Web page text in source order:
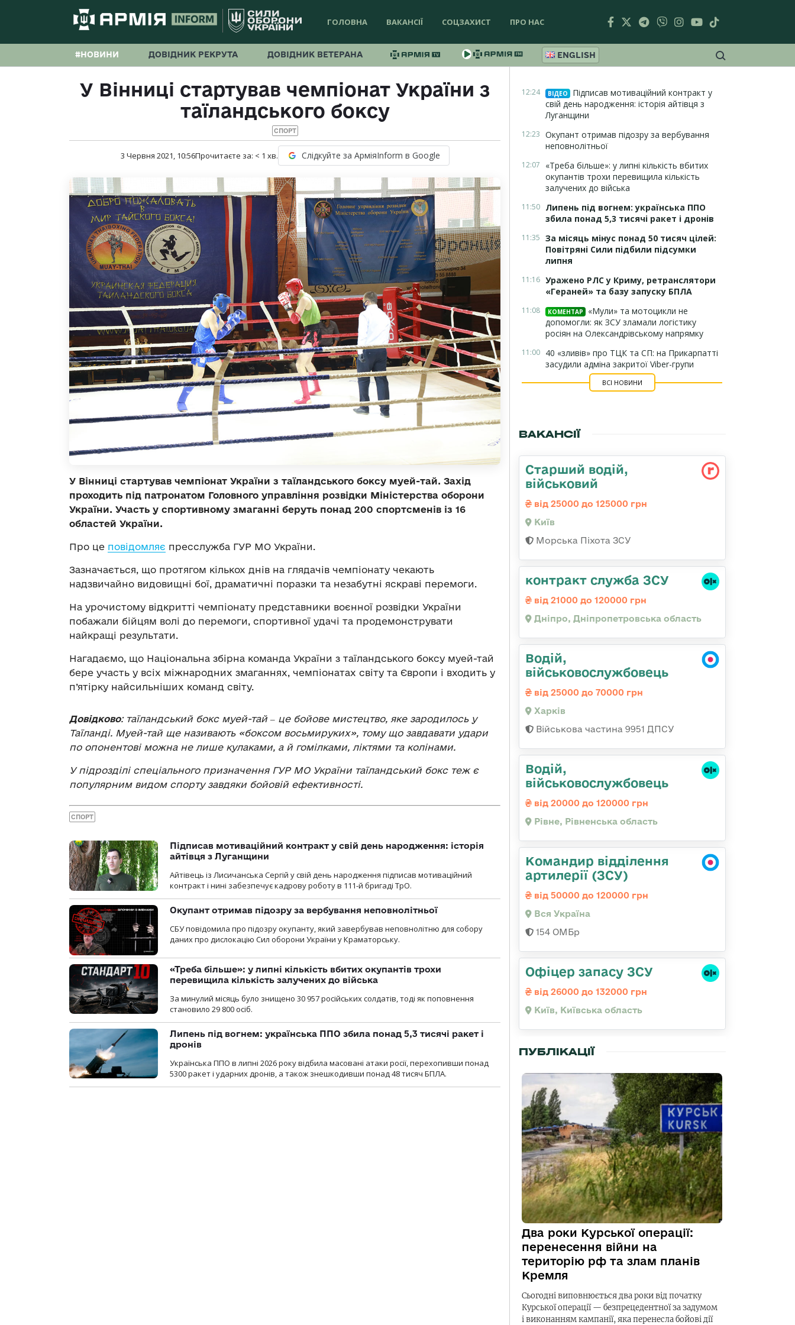
ГОЛОВНА ВАКАНСІЇ СОЦЗАХИСТ ПРО НАС
#НОВИНИ ДОВІДНИК РЕКРУТА ДОВІДНИК ВЕТЕРАНА ENGLISH
У Вінниці стартував чемпіонат України з
таїландського боксу
СПОРТ
3 Червня 2021, 10:56Прочитаєте за: < 1 хв. Слідкуйте за АрміяInform в Google
У Вінниці стартував чемпіонат України з таїландського боксу муей-тай. Захід
проходить під патронатом Головного управління розвідки Міністерства оборони
України. Участь у спортивному змаганні беруть понад 200 спортсменів із 16
областей України.
Про це повідомляє пресслужба ГУР МО України.
Зазначається, що протягом кількох днів на глядачів чемпіонату чекають
надзвичайно видовищні бої, драматичні поразки та незабутні яскраві перемоги.
На урочистому відкритті чемпіонату представники воєнної розвідки України
побажали бійцям волі до перемоги, спортивної удачі та продемонструвати
найкращі результати.
Нагадаємо, що Національна збірна команда України з таїландського боксу муей-тай
бере участь у всіх міжнародних змаганнях, чемпіонатах світу та Європи і входить у
п’ятірку найсильніших команд світу.
Довідково: таїландський бокс муей-тай ‒ це бойове мистецтво, яке зародилось у
Таїланді. Муей-тай ще називають «боксом восьмируких», тому що завдавати удари
по опонентові можна не лише кулаками, а й гомілками, ліктями та колінами.
У підрозділі спеціального призначення ГУР МО України таїландський бокс теж є
популярним видом спорту завдяки бойовій ефективності.
СПОРТ
Підписав мотиваційний контракт у свій день народження: історія
айтівця з Луганщини
Айтівець із Лисичанська Сергій у свій день народження підписав мотиваційний
контракт і нині забезпечує кадрову роботу в 111-й бригаді ТрО.
Окупант отримав підозру за вербування неповнолітньої
СБУ повідомила про підозру окупанту, який завербував неповнолітню для собору
даних про дислокацію Сил оборони України у Краматорську.
«Треба більше»: у липні кількість вбитих окупантів трохи
перевищила кількість залучених до війська
За минулий місяць було знищено 30 957 російських солдатів, тоді як поповнення
становило 29 800 осіб.
Липень під вогнем: українська ППО збила понад 5,3 тисячі ракет і
дронів
Українська ППО в липні 2026 року відбила масовані атаки росії, перехопивши понад
5300 ракет і ударних дронів, а також знешкодивши понад 48 тисяч БПЛА.
12:24 ВІДЕО
Підписав мотиваційний контракт у
свій день народження: історія айтівця з
Луганщини
12:23 Окупант отримав підозру за вербування
неповнолітньої
12:07
«Треба більше»: у липні кількість вбитих
окупантів трохи перевищила кількість
залучених до війська
11:50 Липень під вогнем: українська ППО
збила понад 5,3 тисячі ракет і дронів
11:35 За місяць мінус понад 50 тисяч цілей:
Повітряні Сили підбили підсумки
липня
11:16 Уражено РЛС у Криму, ретранслятори
«Гераней» та базу запуску БПЛА
11:08 КОМЕНТАР
«Мули» та мотоцикли не
допомогли: як ЗСУ зламали логістику
росіян на Олександрівському напрямку
11:00 40 «зливів» про ТЦК та СП: на Прикарпатті
засудили адміна закритої Viber-групи
ВСІ НОВИНИ
ВАКАНСІЇ
Стаpший водій,
військовий
від 25000 до 125000 грн
Київ
Морська Піхота ЗСУ
контракт служба ЗСУ
від 21000 до 120000 грн
Дніпро, Дніпропетровська область
Водій,
військовослужбовець
від 25000 до 70000 грн
Харків
Військова частина 9951 ДПСУ
Водій,
військовослужбовець
від 20000 до 120000 грн
Рівне, Рівненська область
Командир відділення
артилерії (ЗСУ)
від 50000 до 120000 грн
Вся Україна
154 ОМБр
Офіцер запасу ЗСУ
від 26000 до 132000 грн
Київ, Київська область
ПУБЛІКАЦІЇ
Два роки Курської операції:
перенесення війни на
територію рф та злам планів
Кремля
Сьогодні виповнюється два роки від початку
Курської операції — безпрецедентної за задумом
і виконанням кампанії, яка перенесла бойові дії